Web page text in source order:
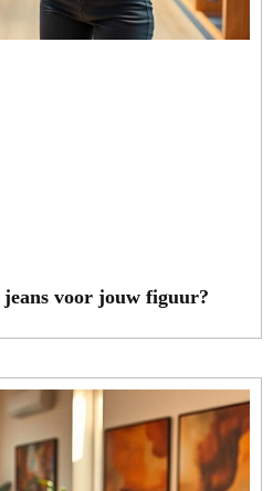
voor jouw figuur?